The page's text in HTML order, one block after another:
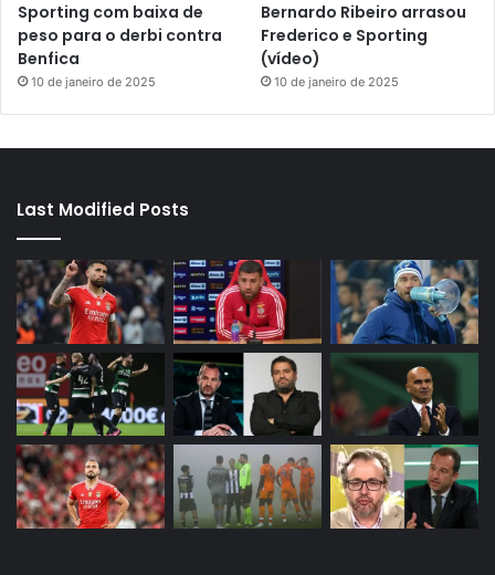
Sporting com baixa de
peso para o derbi contra
Benfica
10 de janeiro de 2025
Bernardo Ribeiro arrasou
Frederico e Sporting
(vídeo)
10 de janeiro de 2025
Last Modified Posts